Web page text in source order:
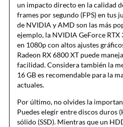
un impacto directo en la calidad
frames por segundo (FPS) en tus
de NVIDIA y AMD son las más
ejemplo, la NVIDIA GeForce RTX
en 1080p con altos ajustes
Radeon RX 6800 XT puede
facilidad. Considera también la
16 GB es recomendable para la
actuales.
Por último, no olvides la
Puedes elegir entre discos duros
sólido (SSD). Mientras que un